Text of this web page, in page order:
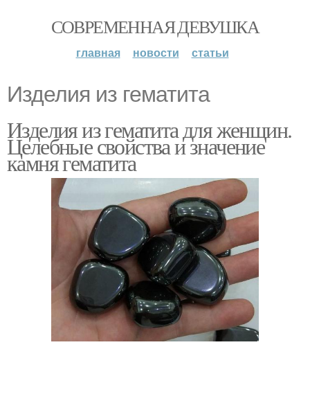
СОВРЕМЕННАЯ ДЕВУШКА
главная новости статьи
Изделия из гематита
Изделия из гематита для женщин.
Целебные свойства и значение
камня гематита